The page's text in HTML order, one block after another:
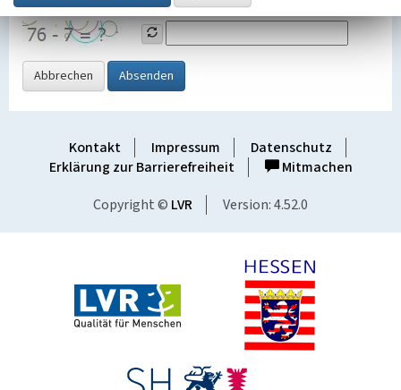
Grafik ein
Abbrechen Absenden
Kontakt Impressum
Datenschutz
Erklärung zur Barrierefreiheit
Mitmachen
Copyright © LVR Version: 4.52.0